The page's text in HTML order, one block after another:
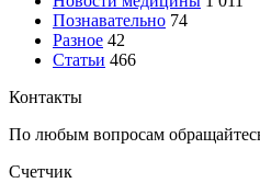
Познавательно 74
Разное 42
Статьи 466
Контакты
По любым вопросам
Счетчик